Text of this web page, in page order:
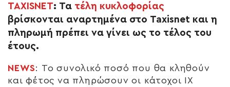
TAXISNET: Τα τέλη κυκλοφορίας
βρίσκονται αναρτημένα στο Taxisnet και η
πληρωμή πρέπει να γίνει ως το τέλος του
έτους.
NEWS: Το συνολικό ποσό που θα κληθούν
και φέτος να πληρώσουν οι κάτοχοι ΙΧ